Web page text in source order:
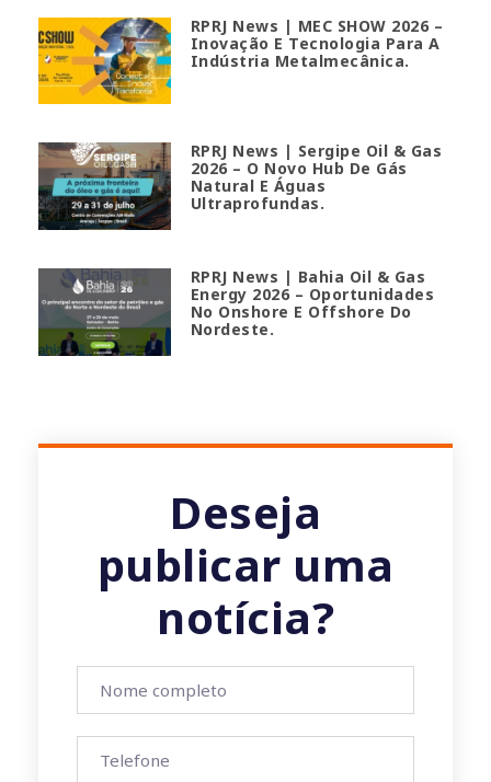
RPRJ News | MEC SHOW 2026 –
Inovação E Tecnologia Para A
Indústria Metalmecânica.
RPRJ News | Sergipe Oil & Gas
2026 – O Novo Hub De Gás
Natural E Águas
Ultraprofundas.
RPRJ News | Bahia Oil & Gas
Energy 2026 – Oportunidades
No Onshore E Offshore Do
Nordeste.
Deseja
publicar uma
notícia?